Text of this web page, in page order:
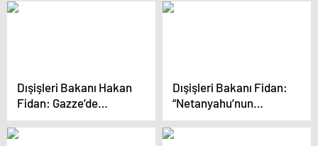
Gazze’deki Soykırımına
Noktasında
Dışişleri Bakanı Hakan
Fidan: Gazze’de
yaşanan felaketi sona
erdirmek için daha
Dışişleri Bakanı Fidan:
“Netanyahu’nun
iktidarda kalabilmek
için bölgemizi bir